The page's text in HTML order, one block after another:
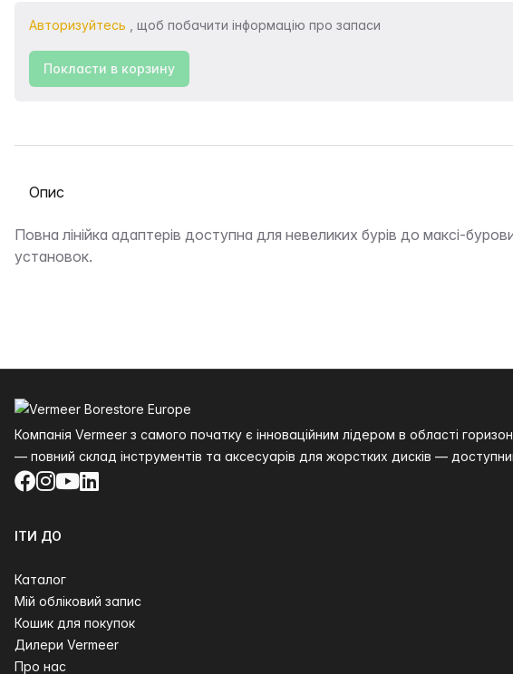
Авторизуйтесь , щоб побачити інформацію про запаси
Покласти в корзину
Виберіть вкладку
Опис
Повна лінійка адаптерів доступна для невеликих бурів до максі-
установок.
Компанія Vermeer з самого початку є інноваційним лідером в області
— повний склад інструментів та аксесуарів для жорстких дисків —
Facebook
Instagram
YouTube
LinkedIn
ІТИ ДО
Каталог
Мій обліковий запис
Кошик для покупок
Дилери Vermeer
Про нас